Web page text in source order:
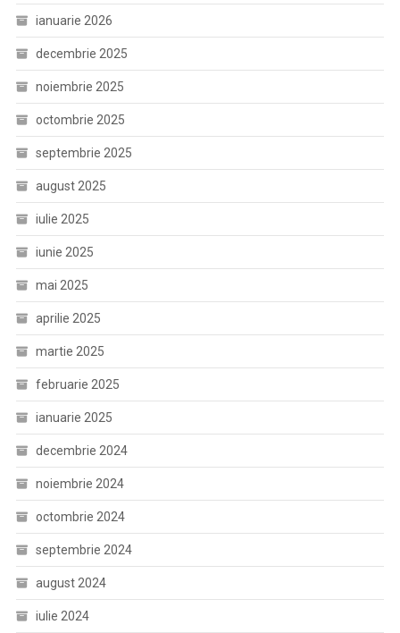
ianuarie 2026
decembrie 2025
noiembrie 2025
octombrie 2025
septembrie 2025
august 2025
iulie 2025
iunie 2025
mai 2025
aprilie 2025
martie 2025
februarie 2025
ianuarie 2025
decembrie 2024
noiembrie 2024
octombrie 2024
septembrie 2024
august 2024
iulie 2024